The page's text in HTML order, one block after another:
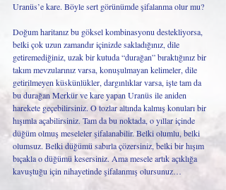
Uranüs’e kare. Böyle sert görünümde şifalanma olur mu?
Doğum haritanız bu göksel kombinasyonu destekliyorsa,
belki çok uzun zamandır içinizde sakladığınız, dile
getiremediğiniz, uzak bir kutuda “durağan” bıraktığınız bir
takım mevzularınız varsa, konuşulmayan kelimeler, dile
getirilmeyen küskünlükler, dargınlıklar varsa, işte tam da
bu durağan Merkür ve kare yapan Uranüs ile aniden
harekete geçebilirsiniz. O tozlar altında kalmış konuları bir
hışımla açabilirsiniz. Tam da bu noktada, o yıllar içinde
düğüm olmuş meseleler şifalanabilir. Belki olumlu, belki
olumsuz. Belki düğümü sabırla çözersiniz, belki bir hışım
bıçakla o düğümü kesersiniz. Ama mesele artık açıklığa
kavuştuğu için nihayetinde şifalanmış olursunuz…